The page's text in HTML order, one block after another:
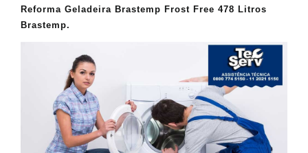
Reforma Geladeira Brastemp Frost Free 478 Litros
Brastemp.